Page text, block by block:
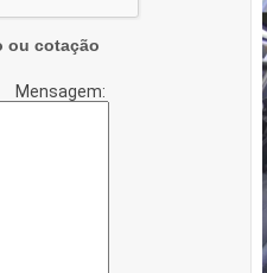
ou cotação
Mensagem: